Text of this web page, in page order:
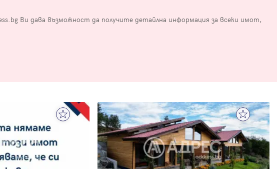
Ви дава възможност да получите детайлна информация за всеки имот,